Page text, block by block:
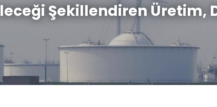
Şekillendiren Üretim,